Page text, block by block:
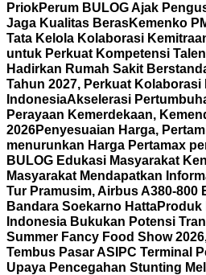
PriokPerum BULOG Ajak
Jaga Kualitas BerasKemenko
Tata Kelola Kolaborasi
untuk Perkuat Kompetensi
Hadirkan Rumah Sakit
Tahun 2027, Perkuat
IndonesiaAkselerasi
Perayaan Kemerdekaan,
2026Penyesuaian Harga,
menurunkan Harga Pertamax
BULOG Edukasi Masyarakat
Masyarakat Mendapatkan
Tur Pramusim, Airbus A380-800
Bandara Soekarno HattaProduk
Indonesia Bukukan Potensi
Summer Fancy Food Show
Tembus Pasar AS IPC Terminal
Upaya Pencegahan Stunting